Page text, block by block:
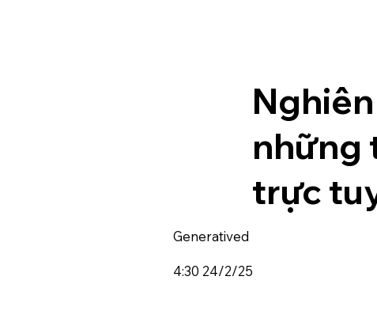
những
trực
Generatived
4:30 24/2/25